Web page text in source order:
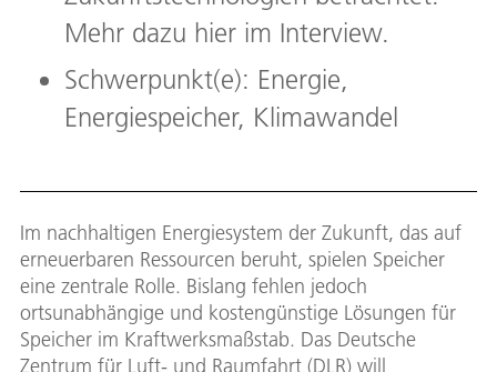
Mehr dazu hier im Interview.
Schwerpunkt(e): Energie,
Energiespeicher, Klimawandel
Im nachhaltigen Energiesystem der Zukunft, das auf
erneuerbaren Ressourcen beruht, spielen Speicher
eine zentrale Rolle. Bislang fehlen jedoch
ortsunabhängige und kostengünstige Lösungen für
Speicher im Kraftwerksmaßstab. Das Deutsche
Zentrum für Luft- und Raumfahrt (DLR) will